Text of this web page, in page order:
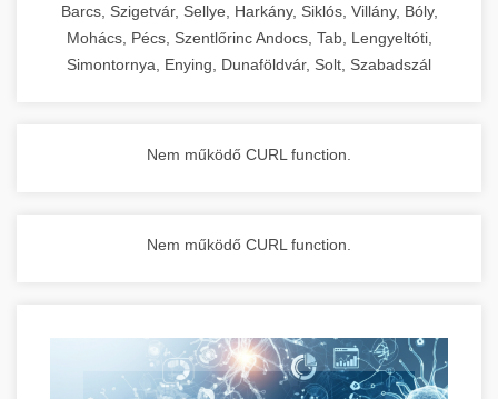
Barcs, Szigetvár, Sellye, Harkány, Siklós, Villány, Bóly,
Mohács, Pécs, Szentlőrinc Andocs, Tab, Lengyeltóti,
Simontornya, Enying, Dunaföldvár, Solt, Szabadszál
Nem működő CURL function.
Nem működő CURL function.